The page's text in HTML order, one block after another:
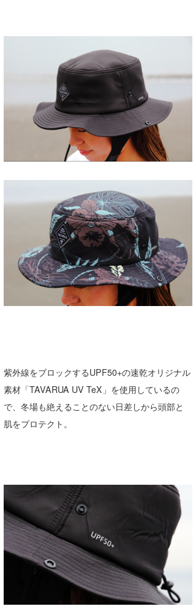
紫外線をブロックするUPF50+の速乾オリジナル
素材「TAVARUA UV TeX」を使用しているの
で、冬場も絶えることのない日差しから頭部と
肌をプロテクト。
たっちー
ハンマー
まっきー
三輪予報士
小川予報士
上田純子
上條将美
唐澤予報士
SancheZ
ゴン
予報士 hiro.
banpaku
Mr.K